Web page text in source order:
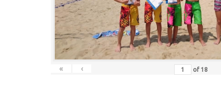
« ‹ of 18